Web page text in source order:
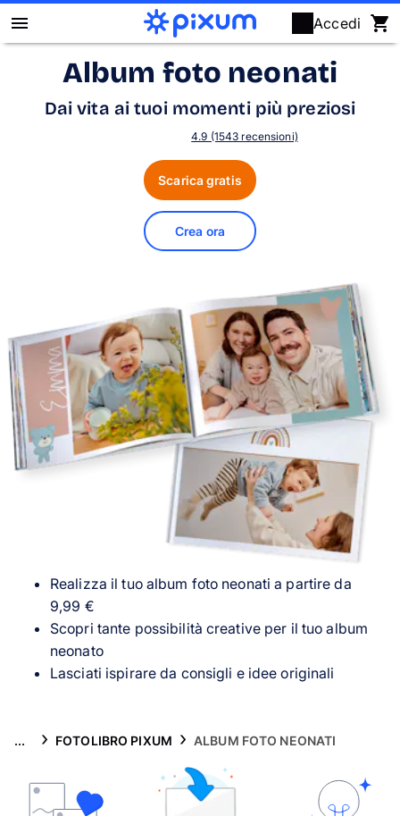
Accedi
Fotolibro Pixum
Stampa foto
Cover
Biglietti
Ispirazioni
Album foto neonati
Dai vita ai tuoi momenti più preziosi
4.9 (1543 recensioni)
Realizza il tuo album foto neonati a partire da
9,99 €
Scopri tante possibilità creative per il tuo album
neonato
Lasciati ispirare da consigli e idee originali
Scarica gratis
Crea ora
... FOTOLIBRO PIXUM ALBUM FOTO NEONATI